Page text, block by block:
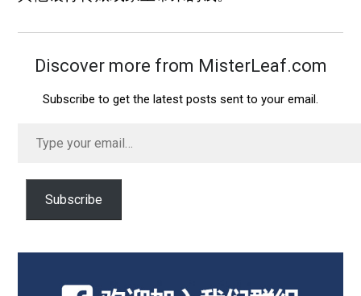
Discover more from MisterLeaf.com
Subscribe to get the latest posts sent to your email.
your
Subscribe